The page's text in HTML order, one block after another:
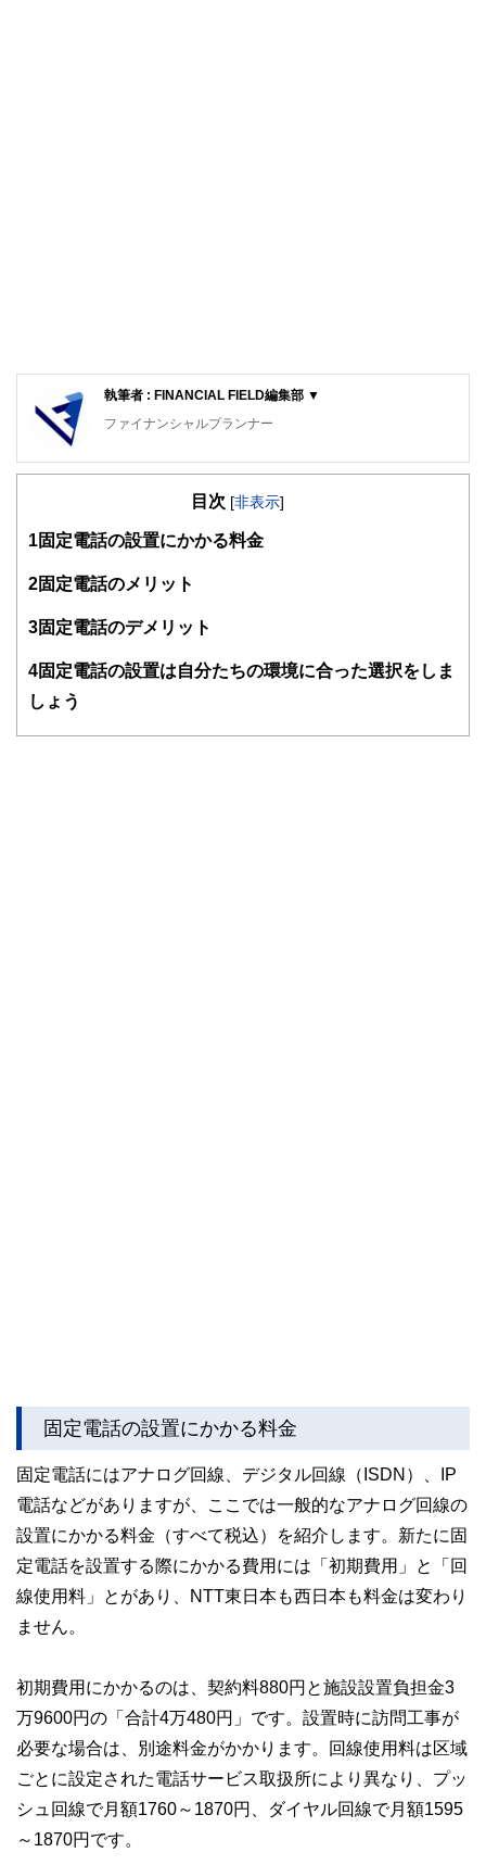
執筆者 : FINANCIAL FIELD編集部 ▼
ファイナンシャルプランナー
FinancialField編集部は、金融、経済に関する記事を、日々
知識がない方でも理解できるようわかりやすく発信していま
得者を中心に「お金や暮らし」に関する書籍・雑誌の編集経
験者で構成され、企画立案から記事掲載まですべての工程に
護士、税理士、宅地建物取引士、相続診断士、住宅ローンア
目次 [非表示]
1 固定電話の設置にかかる料金
2 固定電話のメリット
3固定電話のデメリット
4固定電話の設置は自分たちの環境に合った選択をしま
しょう
固定電話の設置にかかる料金
固定電話にはアナログ回線、デジタル回線（ISDN）、IP
電話などがありますが、ここでは一般的なアナログ回線の
設置にかかる料金（すべて税込）を紹介します。新たに固
定電話を設置する際にかかる費用には「初期費用」と「回
線使用料」とがあり、NTT東日本も西日本も料金は変わり
ません。
初期費用にかかるのは、契約料880円と施設設置負担金3
万9600円の「合計4万480円」です。設置時に訪問工事が
必要な場合は、別途料金がかかります。回線使用料は区域
ごとに設定された電話サービス取扱所により異なり、プッ
シュ回線で月額1760～1870円、ダイヤル回線で月額1595
～1870円です。